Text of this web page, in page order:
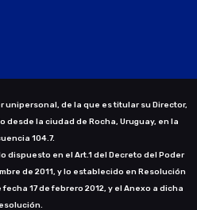
unipersonal, de la que es titular su Director,
desde la ciudad de Rocha, Uruguay, en la
104.7.
dispuesto en el Art.1 del Decreto del Poder
de 2011, y lo establecido en Resolución
fecha 17 de febrero 2012, y el Anexo a dicha